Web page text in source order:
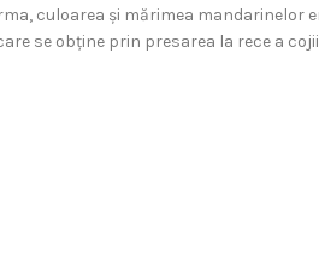
culoarea și mărimea mandarinelor
se obține prin presarea la rece a